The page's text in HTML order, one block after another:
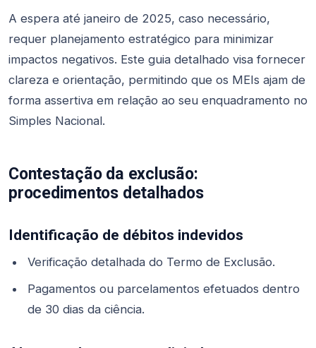
A espera até janeiro de 2025, caso necessário,
requer planejamento estratégico para minimizar
impactos negativos. Este guia detalhado visa fornecer
clareza e orientação, permitindo que os MEIs ajam de
forma assertiva em relação ao seu enquadramento no
Simples Nacional.
Contestação da exclusão:
procedimentos detalhados
Identificação de débitos indevidos
Verificação detalhada do Termo de Exclusão.
Pagamentos ou parcelamentos efetuados dentro
de 30 dias da ciência.